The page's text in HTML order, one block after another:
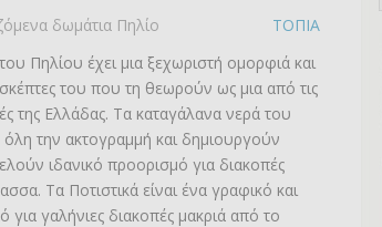
δωμάτια Πηλίο
ΤΟΠΙΑ
Πηλίου έχει μια ξεχωριστή ομορφιά και
του που τη θεωρούν ως μια από τις
της Ελλάδας. Τα καταγάλανα νερά του
όλη την ακτογραμμή και δημιουργούν
ιδανικό προορισμό για διακοπές
Τα Ποτιστικά είναι ένα γραφικό και
γαλήνιες διακοπές μακριά από το